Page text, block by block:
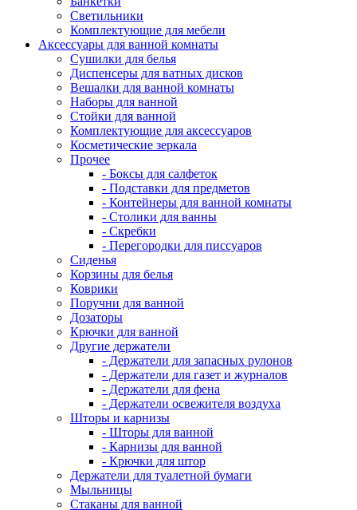
Светильники
Комплектующие для мебели
Аксессуары для ванной комнаты
Сушилки для белья
Диспенсеры для ватных дисков
Вешалки для ванной комнаты
Наборы для ванной
Стойки для ванной
Комплектующие для аксессуаров
Косметические зеркала
Прочее
- Боксы для салфеток
- Подставки для предметов
- Контейнеры для ванной комнаты
- Столики для ванны
- Скребки
- Перегородки для писсуаров
Сиденья
Корзины для белья
Коврики
Поручни для ванной
Дозаторы
Крючки для ванной
Другие держатели
- Держатели для запасных рулонов
- Держатели для газет и журналов
- Держатели для фена
- Держатели освежителя воздуха
Шторы и карнизы
- Шторы для ванной
- Карнизы для ванной
- Крючки для штор
Держатели для туалетной бумаги
Мыльницы
Стаканы для ванной